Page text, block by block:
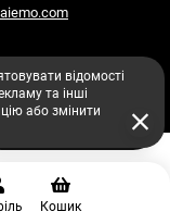
Підібрати догляд з AI
Кошик
відомості
та інші
або змінити